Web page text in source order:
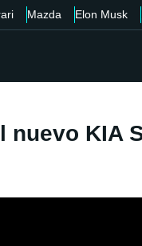
Mazda Elon Musk
nuevo KIA